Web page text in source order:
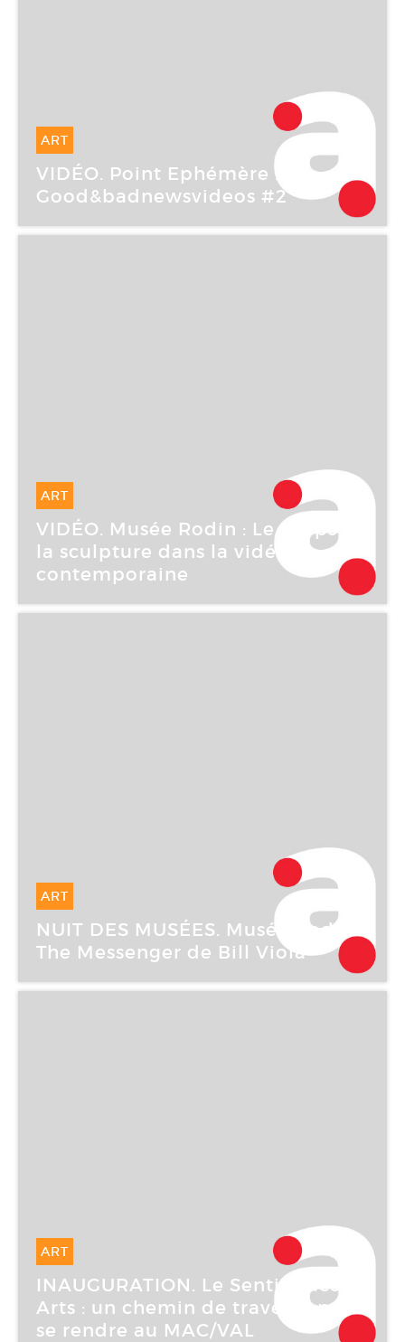
ART
20 Mai -20 Mai 2007
VIDÉO. Point Ephémère :
Good&badnewsvideos #2
ART
20 Mai -20 Mai 2007
VIDÉO. Musée Rodin : Le Corps et
la sculpture dans la vidéo
contemporaine
ART
19 Mai -19 Mai 2007
NUIT DES MUSÉES. Musée Rodin :
The Messenger de Bill Viola
ART
20 Mai -20 Mai 2007
INAUGURATION. Le Sentier des
Arts : un chemin de traverse pour
se rendre au MAC/VAL